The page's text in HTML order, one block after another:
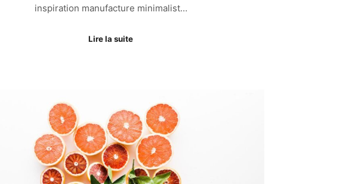
inspiration manufacture minimalist…
Lire la suite